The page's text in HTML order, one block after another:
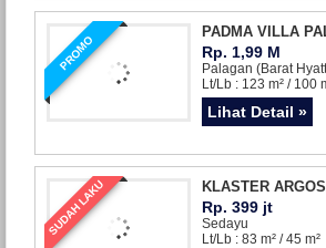
PROMO
PADMA VILLA
Rp. 1,99 M
Palagan (Barat
Lt/Lb : 123 m² / 100
Lihat Detail »
SUDAH LAKU KLASTER
Rp. 399 jt
Sedayu
Lt/Lb : 83 m² / 45 m²